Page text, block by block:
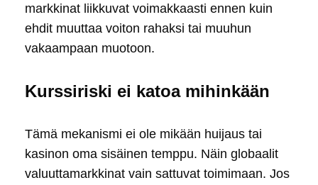
markkinat liikkuvat voimakkaasti ennen kuin
ehdit muuttaa voiton rahaksi tai muuhun
vakaampaan muotoon.
Kurssiriski ei katoa mihinkään
Tämä mekanismi ei ole mikään huijaus tai
kasinon oma sisäinen temppu. Näin globaalit
valuuttamarkkinat vain sattuvat toimimaan. Jos